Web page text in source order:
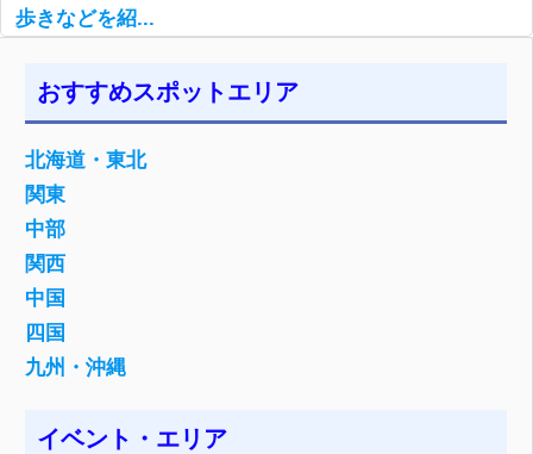
歩きなどを紹...
おすすめスポットエリア
北海道・東北
関東
中部
関西
中国
四国
九州・沖縄
イベント・エリア